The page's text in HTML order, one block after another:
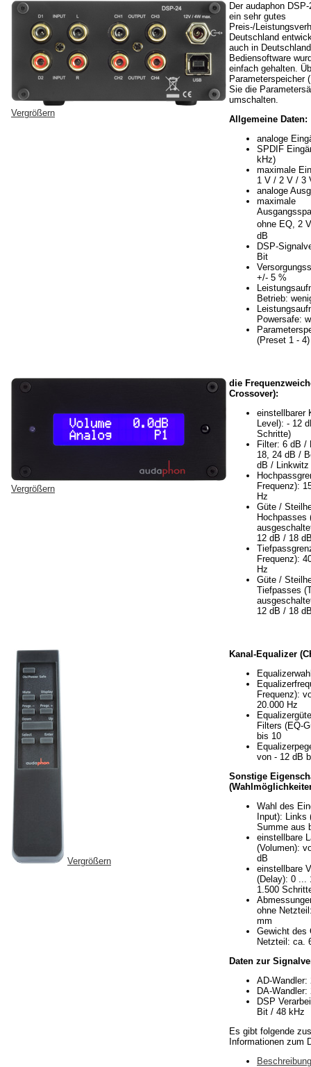
Vergrößern
Der audaphon
ein sehr gutes
Preis-/
Deutschland
auch in
Bediensoftware
einfach gehalten.
Parameterspeicher
Sie die
umschalten.
Allgemeine Daten:
analoge
SPDIF
kHz)
maximale
1 V / 2 V / 3
analoge
maximale
ohne EQ, 2 V
dB
DSP-
Bit
+/- 5 %
Betrieb:
Powersafe:
(Preset 1 - 4)
Vergrößern
die
Crossover):
einstellbarer
Level): - 12
Schritte)
Filter: 6 dB /
18, 24 dB /
dB /
Frequenz):
Hz
Güte /
Hochpasses
12 dB / 18
Frequenz):
Hz
Güte /
Tiefpasses
12 dB / 18
Vergrößern
Kanal-Equalizer
Frequenz):
20.000 Hz
Filters (EQ-
bis 10
von - 12 dB
Sonstige
Wahl des
Input): Links
Summe aus
einstellbare
(Volumen):
dB
einstellbare
(Delay): 0 ...
1.500
ohne
mm
Gewicht des
Netzteil: ca.
Daten zur
AD-Wandler:
DA-Wandler:
DSP
Bit / 48 kHz
Es gibt folgende
Informationen zum